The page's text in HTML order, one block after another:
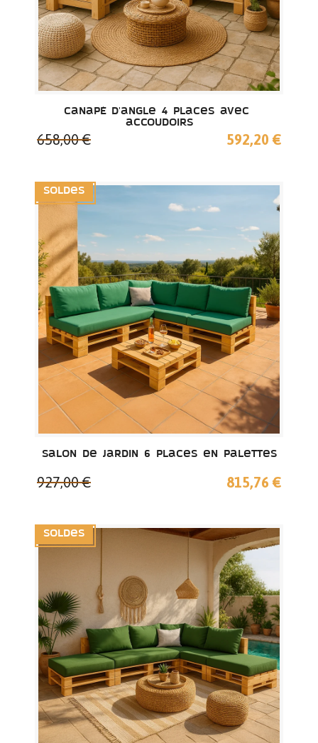
Canapé d'angle 4 places avec
accoudoirs
658,00 € 592,20 €
Salon de jardin 6 places en palettes
927,00 € 815,76 €
Soldes
Soldes